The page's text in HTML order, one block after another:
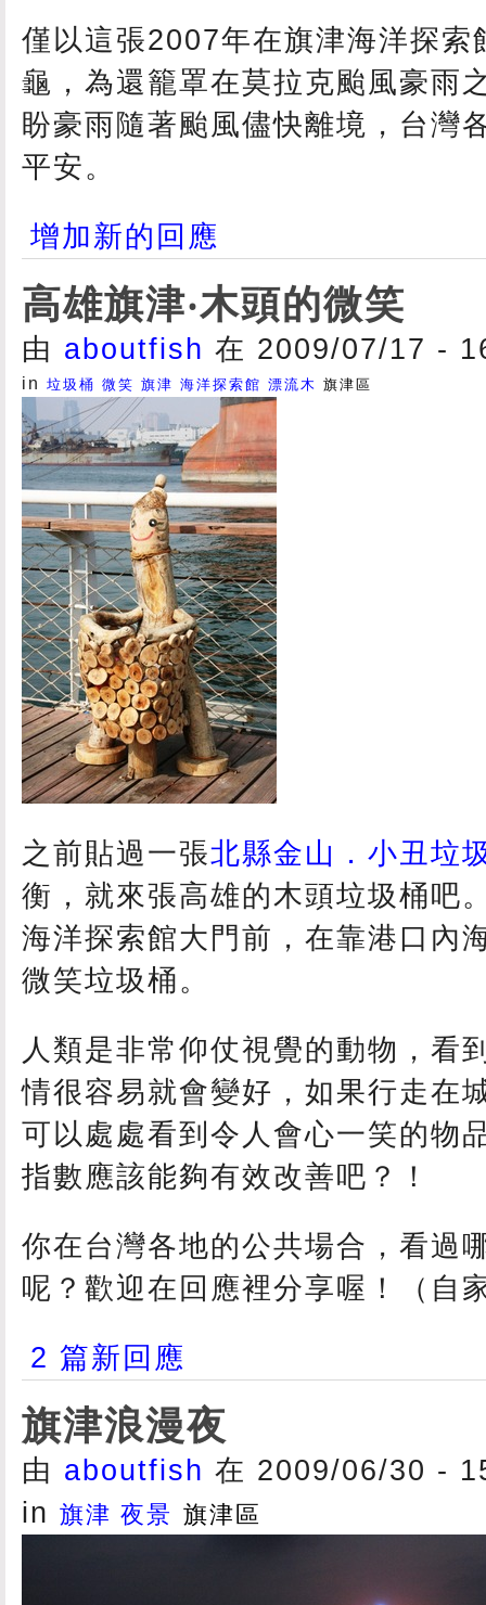
僅以這張2007年在旗津海洋探索
龜，為還籠罩在莫拉克颱風豪雨
盼豪雨隨著颱風儘快離境，台灣
平安。
增加新的回應
高雄旗津‧木頭的微笑
由 aboutfish 在 2009/07/17 -
in 垃圾桶 微笑 旗津 海洋探索館 漂流木 旗津區
之前貼過一張北縣金山．小丑垃
衡，就來張高雄的木頭垃圾桶吧
海洋探索館大門前，在靠港口內
微笑垃圾桶。
人類是非常仰仗視覺的動物，看
情很容易就會變好，如果行走在
可以處處看到令人會心一笑的物
指數應該能夠有效改善吧？！
你在台灣各地的公共場合，看過
呢？歡迎在回應裡分享喔！（自
2 篇新回應
旗津浪漫夜
由 aboutfish 在 2009/06/30 -
in 旗津 夜景 旗津區